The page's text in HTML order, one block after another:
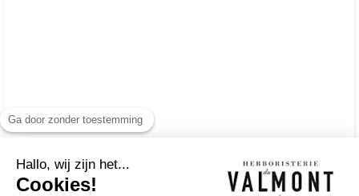
Ga door zonder toestemming
Hallo, wij zijn het...
Cookies!